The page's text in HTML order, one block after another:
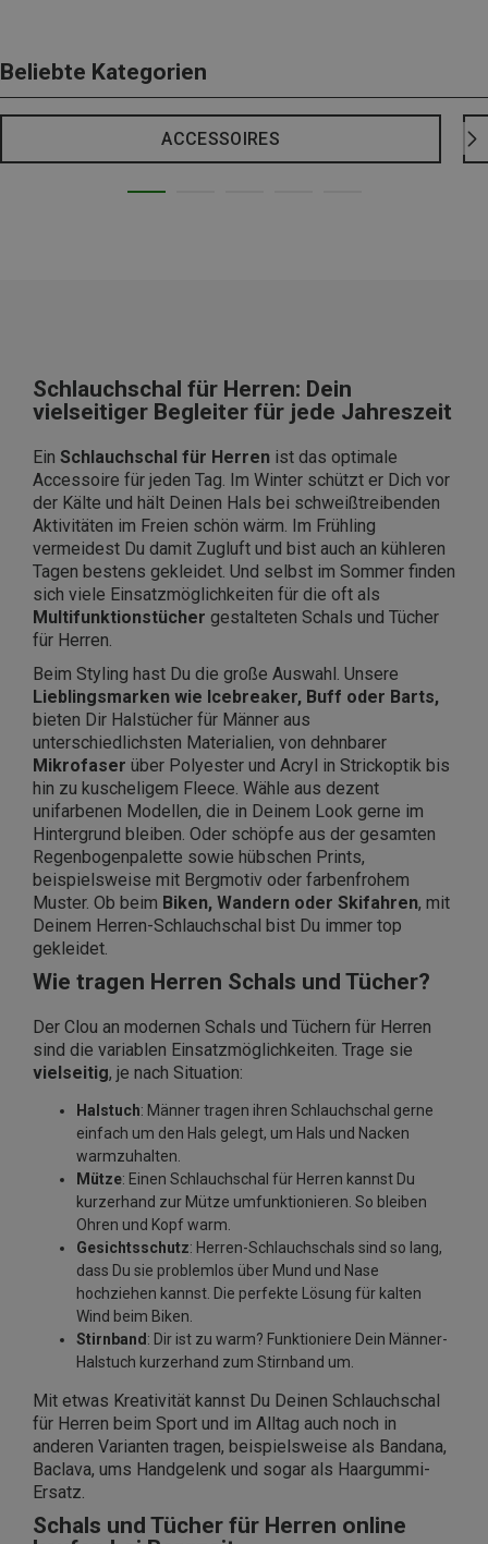
Beliebte Kategorien
ACCESSOIRES
Schlauchschal für Herren: Dein
vielseitiger Begleiter für jede Jahreszeit
Ein Schlauchschal für Herren ist das optimale
Accessoire für jeden Tag. Im Winter schützt er Dich vor
der Kälte und hält Deinen Hals bei schweißtreibenden
Aktivitäten im Freien schön wärm. Im Frühling
vermeidest Du damit Zugluft und bist auch an kühleren
Tagen bestens gekleidet. Und selbst im Sommer finden
sich viele Einsatzmöglichkeiten für die oft als
Multifunktionstücher gestalteten Schals und Tücher
für Herren.
Beim Styling hast Du die große Auswahl. Unsere
Lieblingsmarken wie Icebreaker, Buff oder Barts,
bieten Dir Halstücher für Männer aus
unterschiedlichsten Materialien, von dehnbarer
Mikrofaser über Polyester und Acryl in Strickoptik bis
hin zu kuscheligem Fleece. Wähle aus dezent
unifarbenen Modellen, die in Deinem Look gerne im
Hintergrund bleiben. Oder schöpfe aus der gesamten
Regenbogenpalette sowie hübschen Prints,
beispielsweise mit Bergmotiv oder farbenfrohem
Muster. Ob beim Biken, Wandern oder Skifahren, mit
Deinem Herren-Schlauchschal bist Du immer top
gekleidet.
Wie tragen Herren Schals und Tücher?
Der Clou an modernen Schals und Tüchern für Herren
sind die variablen Einsatzmöglichkeiten. Trage sie
vielseitig, je nach Situation:
Halstuch: Männer tragen ihren Schlauchschal gerne
einfach um den Hals gelegt, um Hals und Nacken
warmzuhalten.
Mütze: Einen Schlauchschal für Herren kannst Du
kurzerhand zur Mütze umfunktionieren. So bleiben
Ohren und Kopf warm.
Gesichtsschutz: Herren-Schlauchschals sind so lang,
dass Du sie problemlos über Mund und Nase
hochziehen kannst. Die perfekte Lösung für kalten
Wind beim Biken.
Stirnband : Dir ist zu warm? Funktioniere Dein Männer-
Halstuch kurzerhand zum Stirnband um.
Mit etwas Kreativität kannst Du Deinen Schlauchschal
für Herren beim Sport und im Alltag auch noch in
anderen Varianten tragen, beispielsweise als Bandana,
Baclava, ums Handgelenk und sogar als Haargummi-
Ersatz.
Schals und Tücher für Herren online